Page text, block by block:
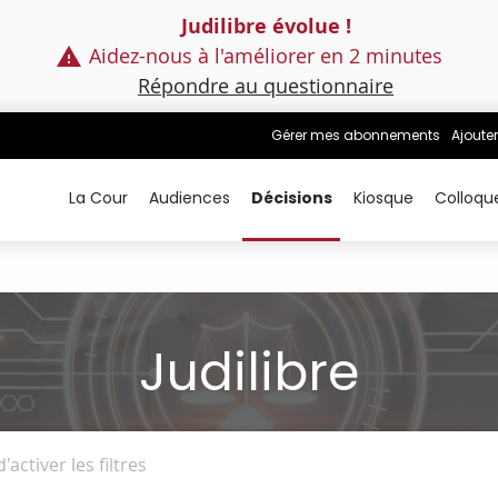
Judilibre évolue !
Aidez-nous à l'améliorer en 2 minutes
Répondre au questionnaire
Gérer mes abonnements
La Cour Audiences Décisions Kiosque
Judilibre